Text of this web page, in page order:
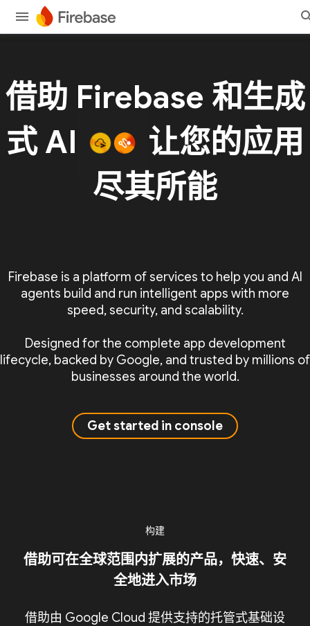
借助 Firebase 和生成
式 AI
让您的应用
尽其所能
Firebase is a platform of services to help you and AI
agents build and run intelligent apps with more
speed, security, and scalability.
Designed for the complete app development
lifecycle, backed by Google, and trusted by millions of
businesses around the world.
Get started in console
构建
借助可在全球范围内扩展的产品，快速、安
全地进入市场
借助由 Google Cloud 提供支持的托管式基础设